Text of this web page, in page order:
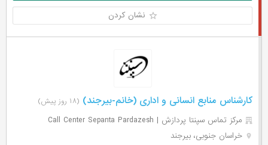
نشان کردن
کارشناس منابع انسانی و اداری (خانم-بیرجند) (۱۸ روز پیش)
مرکز تماس سپنتا پردازش | Call Center Sepanta Pardazesh
خراسان جنوبی، بیرجند